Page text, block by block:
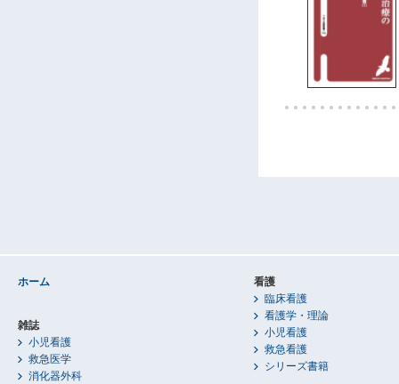
ホーム
雑誌
小児看護
救急医学
消化器外科
看護
臨床看護
看護学・理論
小児看護
救急看護
シリーズ書籍